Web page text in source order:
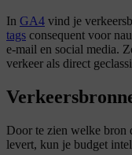
In GA4 vind je
tags consequent voor
e-mail en social media.
verkeer als direct
Door te zien welke bron
levert, kun je budget